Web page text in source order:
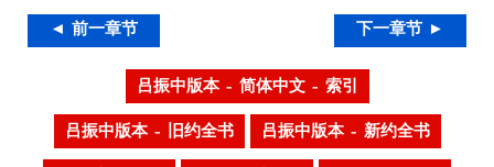
◄ 前一章节 下一章节 ►
吕振中版本 – 简体中文 – 索引
吕振中版本 – 旧约全书 吕振中版本 – 新约全书